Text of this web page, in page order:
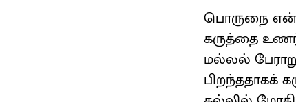
பொருநை
கருத்தை
மல்லல்
பிறந்ததாகக்